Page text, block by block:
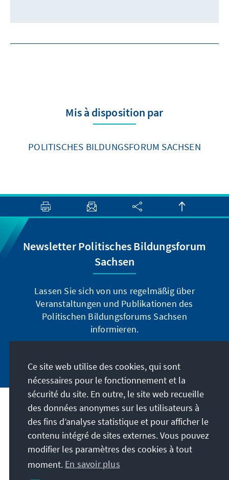
Mis à disposition par
POLITISCHES BILDUNGSFORUM SACHSEN
Newsletter Politisches Bildungsforum
Sachsen
Lassen Sie sich von uns regelmäßig über
Veranstaltungen und Publikationen des
Politischen Bildungsforums Sachsen
informieren.
Adresse
Contact
Visitez aussi
Ce site web utilise des cookies, qui sont
nécessaires pour le fonctionnement et la
sécurité du site. En outre, le site web recueille
des données anonymes sur les utilisateurs à
des fins d’analyse statistique et pour afficher le
contenu intégré de sites externes. Vous pouvez
modifier les paramètres des cookies à tout
moment. En savoir plus